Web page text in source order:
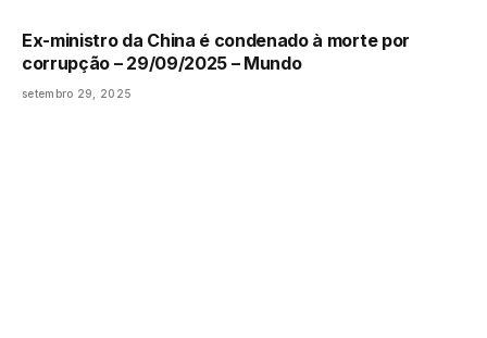
Ex-ministro da China é condenado à morte por
corrupção – 29/09/2025 – Mundo
setembro 29, 2025